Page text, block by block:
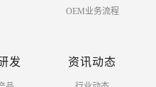
OEM业务流程
发 资讯动态